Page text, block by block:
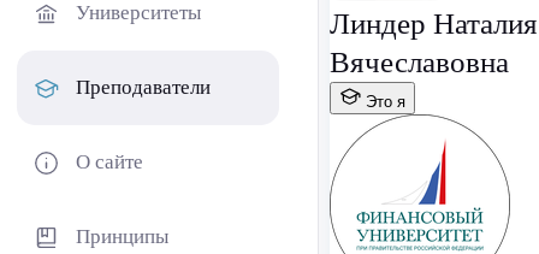
Университеты
Преподаватели
О сайте
Принципы
Линдер Наталия
Вячеславовна
Это я